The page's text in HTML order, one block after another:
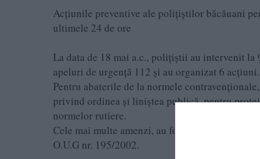
Acţiunile preventive ale polițiștilor băcăuani
ultimele 24 de ore
La data de 18 mai a.c., polițiștii au intervenit la
apeluri de urgență 112 şi au organizat 6 acţiuni.
Pentru abaterile de la normele
privind ordinea și liniștea publică, pentru
normelor rutiere.
Cele mai multe amenzi, au fost aplicate
O.U.G nr. 195/2002.